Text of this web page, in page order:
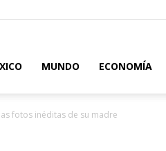
MUNDO ECONOMÍA
fotos inéditas de su madre